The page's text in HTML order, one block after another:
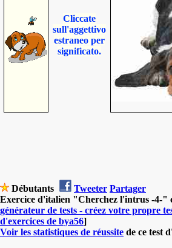
Cliccate
sull'aggettivo
estraneo per
significato.
Débutants Tweeter Partager
Exercice d'italien "Cherchez l'intrus -4-"
générateur de tests - créez votre propre
d'exercices de bya56]
Voir les statistiques de réussite de ce test